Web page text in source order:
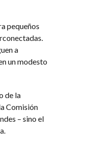
pequeños
a
un modesto
de la
Comisión
– sino el